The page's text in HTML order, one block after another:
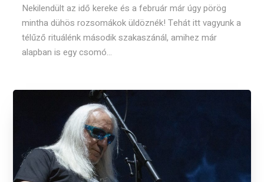
Nekilendült az idő kereke és a február már úgy pörög
mintha dühös rozsomákok üldöznék! Tehát itt vagyunk a
télűző rituálénk második szakaszánál, amihez már
alapban is egy csomó...